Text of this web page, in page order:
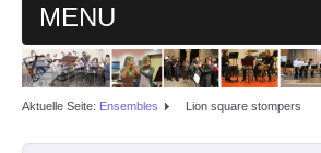
MENU
HOME
Aktuelle Seite: Ensembles Lion square stompers